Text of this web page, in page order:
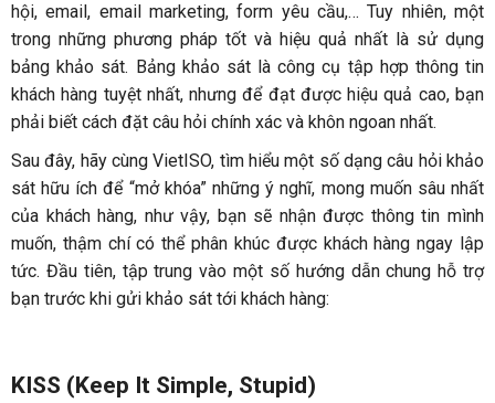
hội, email, email marketing, form yêu cầu,… Tuy nhiên, một
trong những phương pháp tốt và hiệu quả nhất là sử dụng
bảng khảo sát. Bảng khảo sát là công cụ tập hợp thông tin
khách hàng tuyệt nhất, nhưng để đạt được hiệu quả cao, bạn
phải biết cách đặt câu hỏi chính xác và khôn ngoan nhất.
Sau đây, hãy cùng VietISO, tìm hiểu một số dạng câu hỏi khảo
sát hữu ích để “mở khóa” những ý nghĩ, mong muốn sâu nhất
của khách hàng, như vậy, bạn sẽ nhận được thông tin mình
muốn, thậm chí có thể phân khúc được khách hàng ngay lập
tức. Đầu tiên, tập trung vào một số hướng dẫn chung hỗ trợ
bạn trước khi gửi khảo sát tới khách hàng:
KISS (Keep It Simple, Stupid)